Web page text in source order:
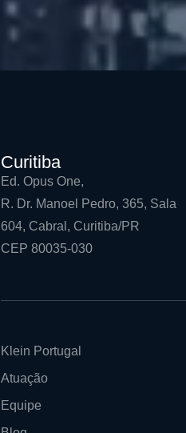
Curitiba
Ed. Opus One,
R. Dr. Manoel Pedro, 365, Sala
604, Cabral, Curitiba/PR
CEP 80035-030
Klein Portugal
Atuação
Equipe